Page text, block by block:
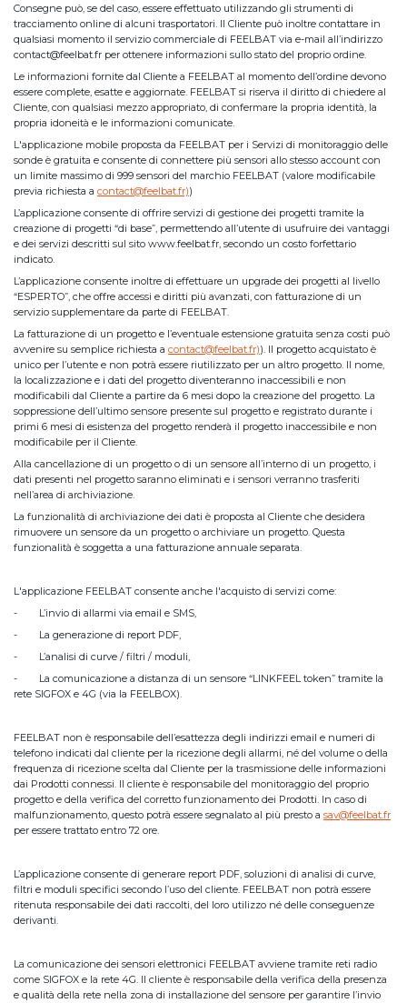
Consegne può, se del caso, essere effettuato utilizzando gli strumenti di
tracciamento online di alcuni trasportatori. Il Cliente può inoltre contattare in
qualsiasi momento il servizio commerciale di FEELBAT via e-mail all’indirizzo
contact@feelbat.fr per ottenere informazioni sullo stato del proprio ordine.
Le informazioni fornite dal Cliente a FEELBAT al momento dell’ordine devono
essere complete, esatte e aggiornate. FEELBAT si riserva il diritto di chiedere al
Cliente, con qualsiasi mezzo appropriato, di confermare la propria identità, la
propria idoneità e le informazioni comunicate.
L'applicazione mobile proposta da FEELBAT per i Servizi di monitoraggio delle
sonde è gratuita e consente di connettere più sensori allo stesso account con
un limite massimo di 999 sensori del marchio FEELBAT (valore modificabile
previa richiesta a contact@feelbat.fr))
L’applicazione consente di offrire servizi di gestione dei progetti tramite la
creazione di progetti “di base”, permettendo all’utente di usufruire dei vantaggi
e dei servizi descritti sul sito www.feelbat.fr, secondo un costo forfettario
indicato.
L’applicazione consente inoltre di effettuare un upgrade dei progetti al livello
“ESPERTO”, che offre accessi e diritti più avanzati, con fatturazione di un
servizio supplementare da parte di FEELBAT.
La fatturazione di un progetto e l’eventuale estensione gratuita senza costi può
avvenire su semplice richiesta a contact@feelbat.fr)). Il progetto acquistato è
unico per l’utente e non potrà essere riutilizzato per un altro progetto. Il nome,
la localizzazione e i dati del progetto diventeranno inaccessibili e non
modificabili dal Cliente a partire da 6 mesi dopo la creazione del progetto. La
soppressione dell’ultimo sensore presente sul progetto e registrato durante i
primi 6 mesi di esistenza del progetto renderà il progetto inaccessibile e non
modificabile per il Cliente.
Alla cancellazione di un progetto o di un sensore all’interno di un progetto, i
dati presenti nel progetto saranno eliminati e i sensori verranno trasferiti
nell’area di archiviazione.
La funzionalità di archiviazione dei dati è proposta al Cliente che desidera
rimuovere un sensore da un progetto o archiviare un progetto. Questa
funzionalità è soggetta a una fatturazione annuale separata.
L'applicazione FEELBAT consente anche l'acquisto di servizi come:
- L’invio di allarmi via email e SMS,
- La generazione di report PDF,
- L’analisi di curve / filtri / moduli,
- La comunicazione a distanza di un sensore “LINKFEEL token” tramite la
rete SIGFOX e 4G (via la FEELBOX).
FEELBAT non è responsabile dell’esattezza degli indirizzi email e numeri di
telefono indicati dal cliente per la ricezione degli allarmi, né del volume o della
frequenza di ricezione scelta dal Cliente per la trasmissione delle informazioni
dai Prodotti connessi. Il cliente è responsabile del monitoraggio del proprio
progetto e della verifica del corretto funzionamento dei Prodotti. In caso di
malfunzionamento, questo potrà essere segnalato al più presto a sav@feelbat.fr
per essere trattato entro 72 ore.
L’applicazione consente di generare report PDF, soluzioni di analisi di curve,
filtri e moduli specifici secondo l’uso del cliente. FEELBAT non potrà essere
ritenuta responsabile dei dati raccolti, del loro utilizzo né delle conseguenze
derivanti.
La comunicazione dei sensori elettronici FEELBAT avviene tramite reti radio
come SIGFOX e la rete 4G. Il cliente è responsabile della verifica della presenza
e qualità della rete nella zona di installazione del sensore per garantire l’invio